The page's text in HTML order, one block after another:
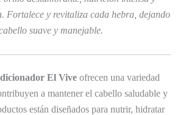
Fortalece y revitaliza cada hebra, dejando
suave y manejable.
El Vive ofrecen una variedad
a mantener el cabello saludable y
están diseñados para nutrir, hidratar